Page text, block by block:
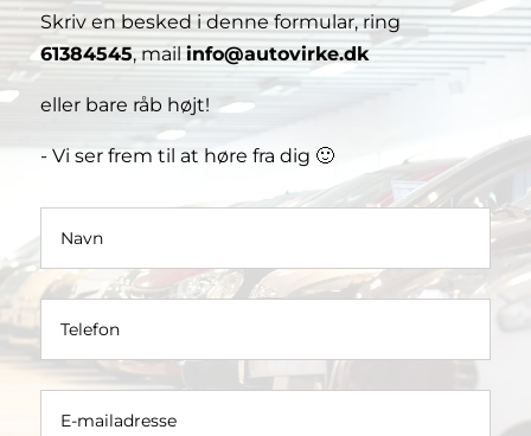
Skriv en besked i denne formular, ring
61384545, mail info@autovirke.dk
eller bare råb højt!
- Vi ser frem til at høre fra dig 🙂